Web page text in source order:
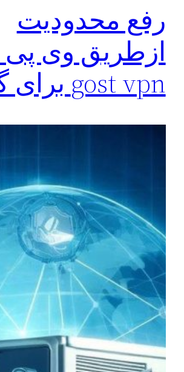
رفع محدودیت
ازطریق وی پی
gost vpn برای گوشی